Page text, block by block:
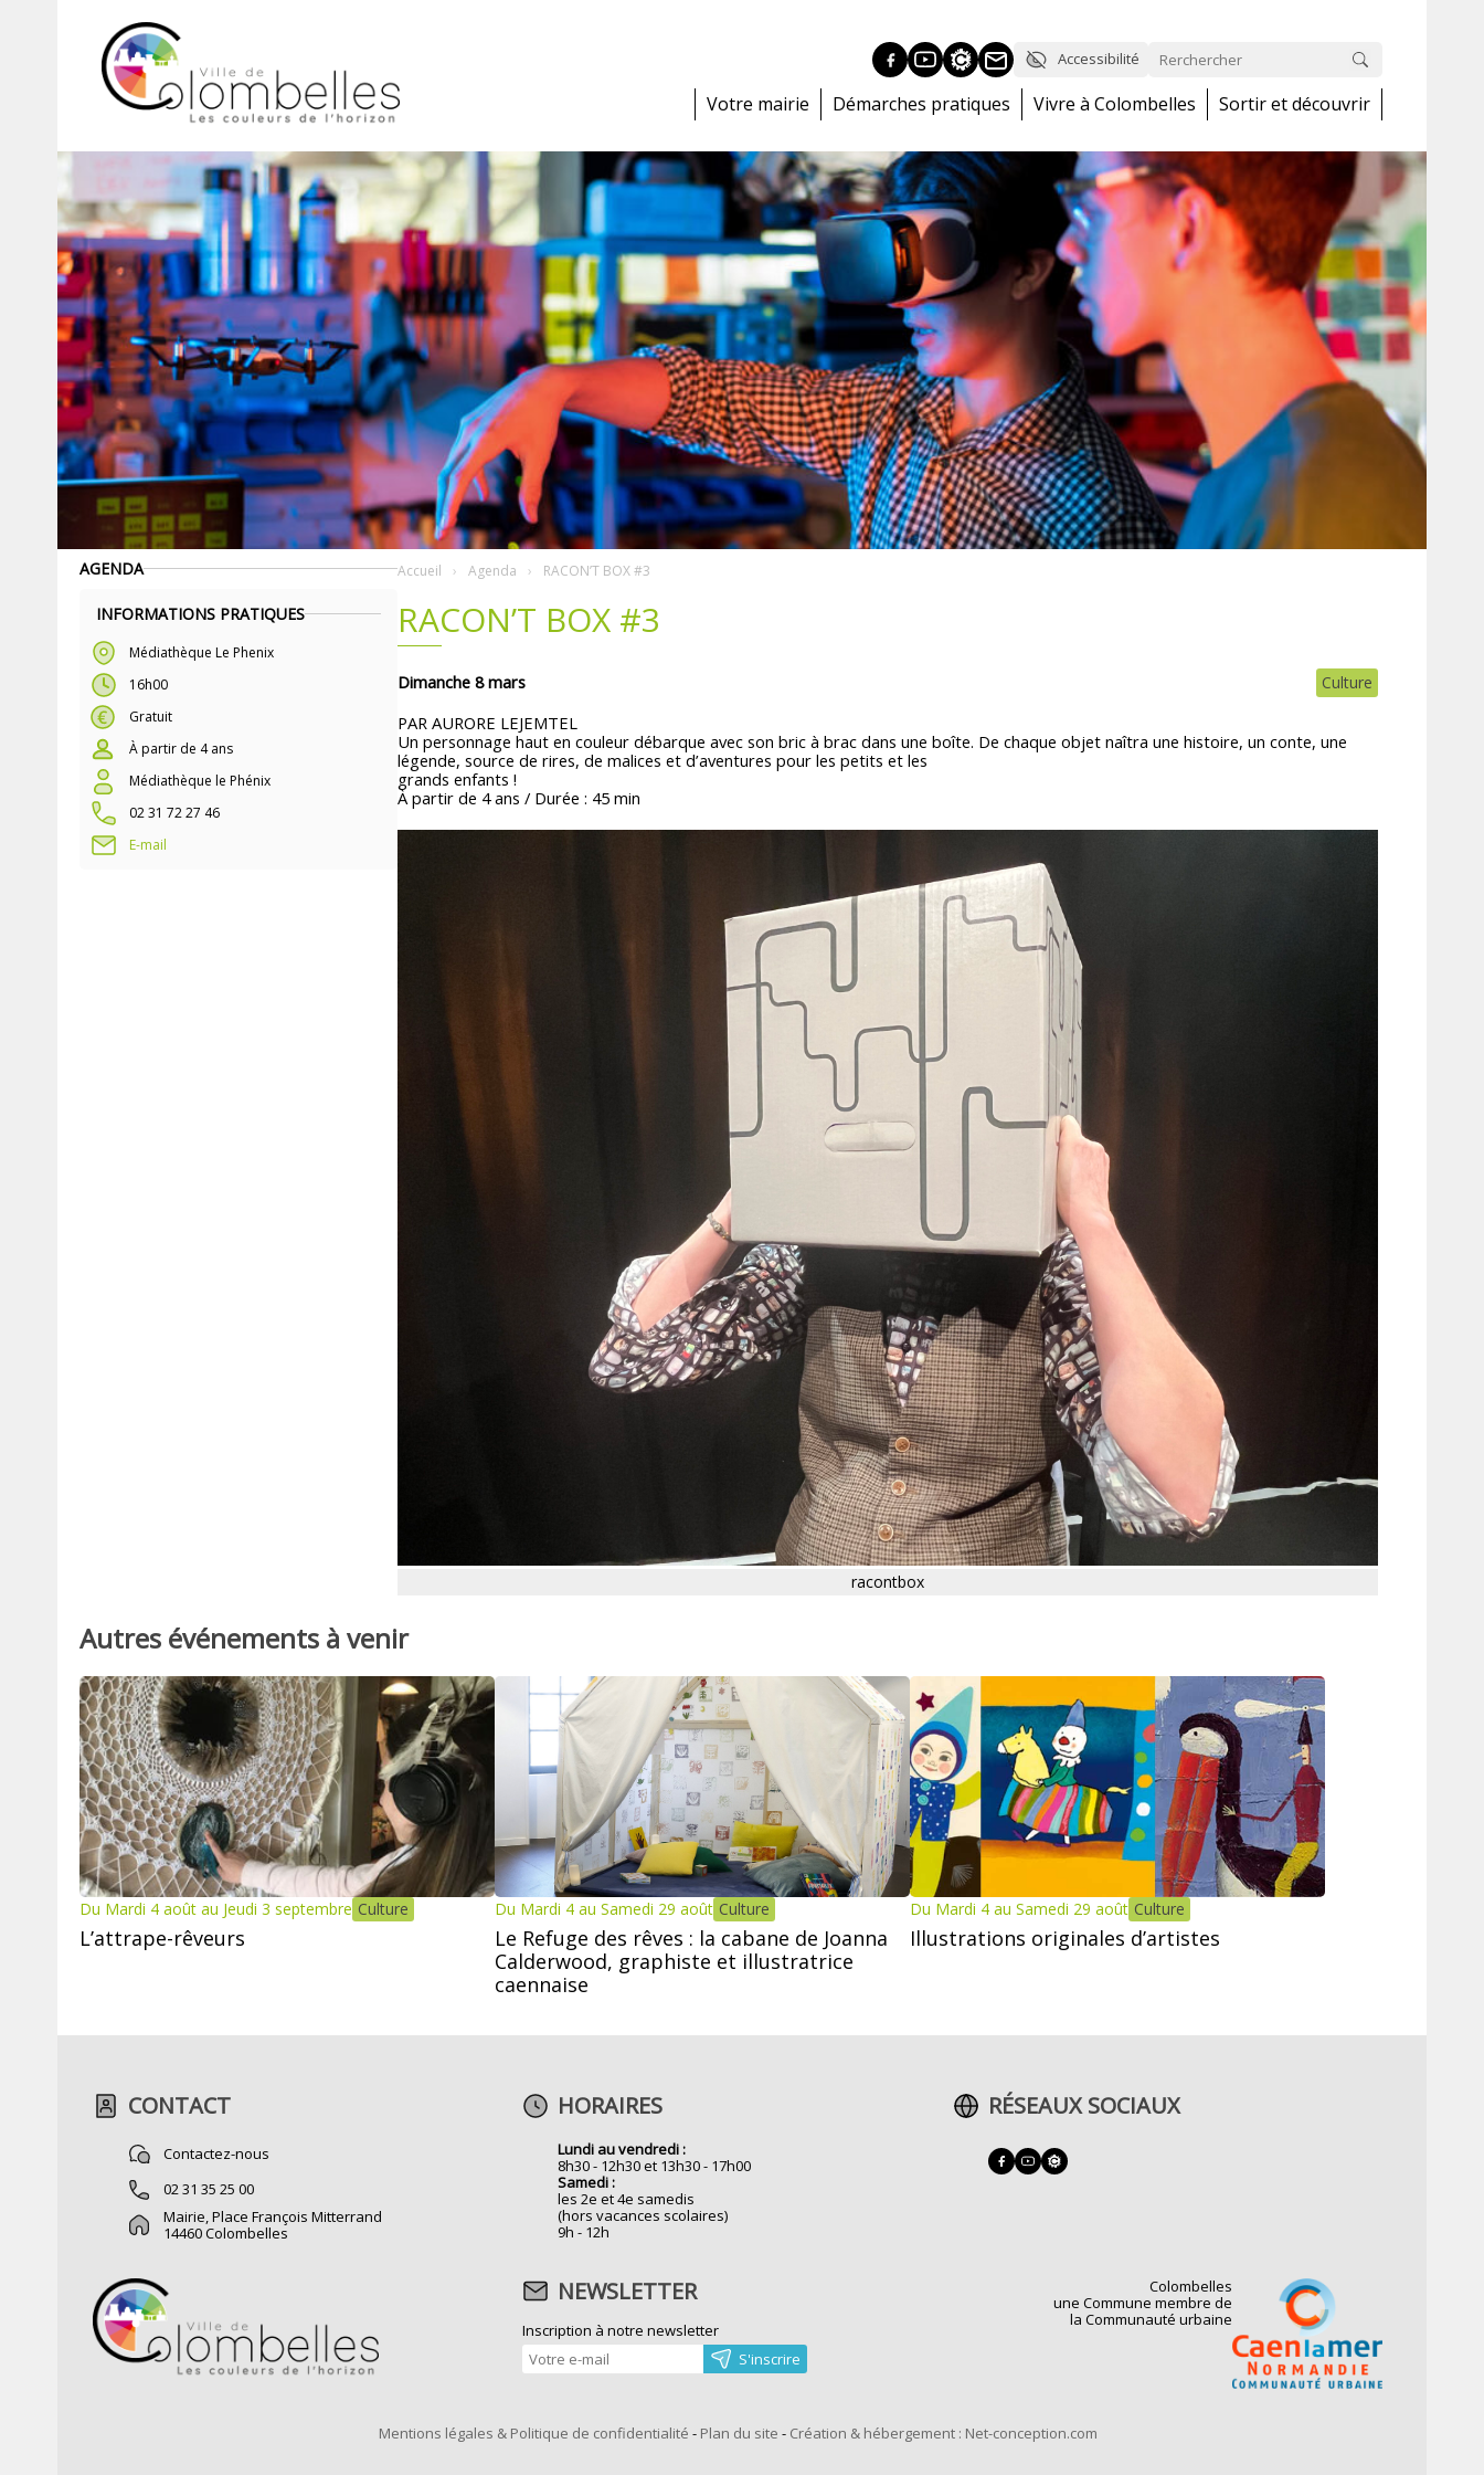
Accessibilité
Votre mairie Démarches pratiques Vivre à Colombelles Sortir et découvrir
AGENDA
INFORMATIONS PRATIQUES
Médiathèque Le Phenix
16h00
Gratuit
À partir de 4 ans
Médiathèque le Phénix
02 31 72 27 46
E-mail
Accueil Agenda RACON’T BOX #3
RACON’T BOX #3
Dimanche 8 mars Culture
PAR AURORE LEJEMTEL
Un personnage haut en couleur débarque avec son bric à brac dans une boîte. De chaque objet naîtra une histoire, un conte, une
légende, source de rires, de malices et d’aventures pour les petits et les
grands enfants !
À partir de 4 ans / Durée : 45 min
racontbox
Autres événements à venir
Du Mardi 4 août au Jeudi 3 septembre Culture
L’attrape-rêveurs
Du Mardi 4 au Samedi 29 août Culture
Le Refuge des rêves : la cabane de Joanna
Calderwood, graphiste et illustratrice
caennaise
Du Mardi 4 au Samedi 29 août Culture
Illustrations originales d’artistes
CONTACT
Contactez-nous
02 31 35 25 00
Mairie, Place François Mitterrand
14460 Colombelles
HORAIRES
Lundi au vendredi :
8h30 - 12h30 et 13h30 - 17h00
Samedi :
les 2e et 4e samedis
(hors vacances scolaires)
9h - 12h
RÉSEAUX SOCIAUX
NEWSLETTER
Inscription à notre newsletter
Colombelles
une Commune membre de
la Communauté urbaine
Mentions légales & Politique de confidentialité - Plan du site - Création & hébergement : Net-conception.com